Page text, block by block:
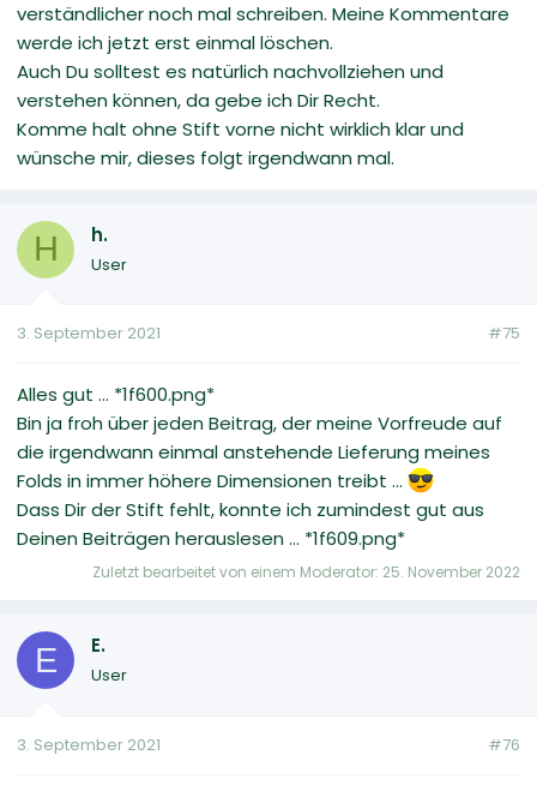
verständlicher noch mal schreiben. Meine Kommentare
werde ich jetzt erst einmal löschen.
Auch Du solltest es natürlich nachvollziehen und
verstehen können, da gebe ich Dir Recht.
Komme halt ohne Stift vorne nicht wirklich klar und
wünsche mir, dieses folgt irgendwann mal.
H h.
User
3. September 2021 #75
Alles gut ... *1f600.png*
Bin ja froh über jeden Beitrag, der meine Vorfreude auf
die irgendwann einmal anstehende Lieferung meines
Folds in immer höhere Dimensionen treibt ...
Dass Dir der Stift fehlt, konnte ich zumindest gut aus
Deinen Beiträgen herauslesen ... *1f609.png*
Zuletzt bearbeitet von einem Moderator: 25. November 2022
E E.
User
3. September 2021 #76